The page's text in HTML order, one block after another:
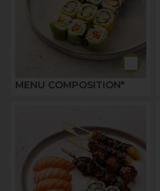
MENU COMPOSITION*